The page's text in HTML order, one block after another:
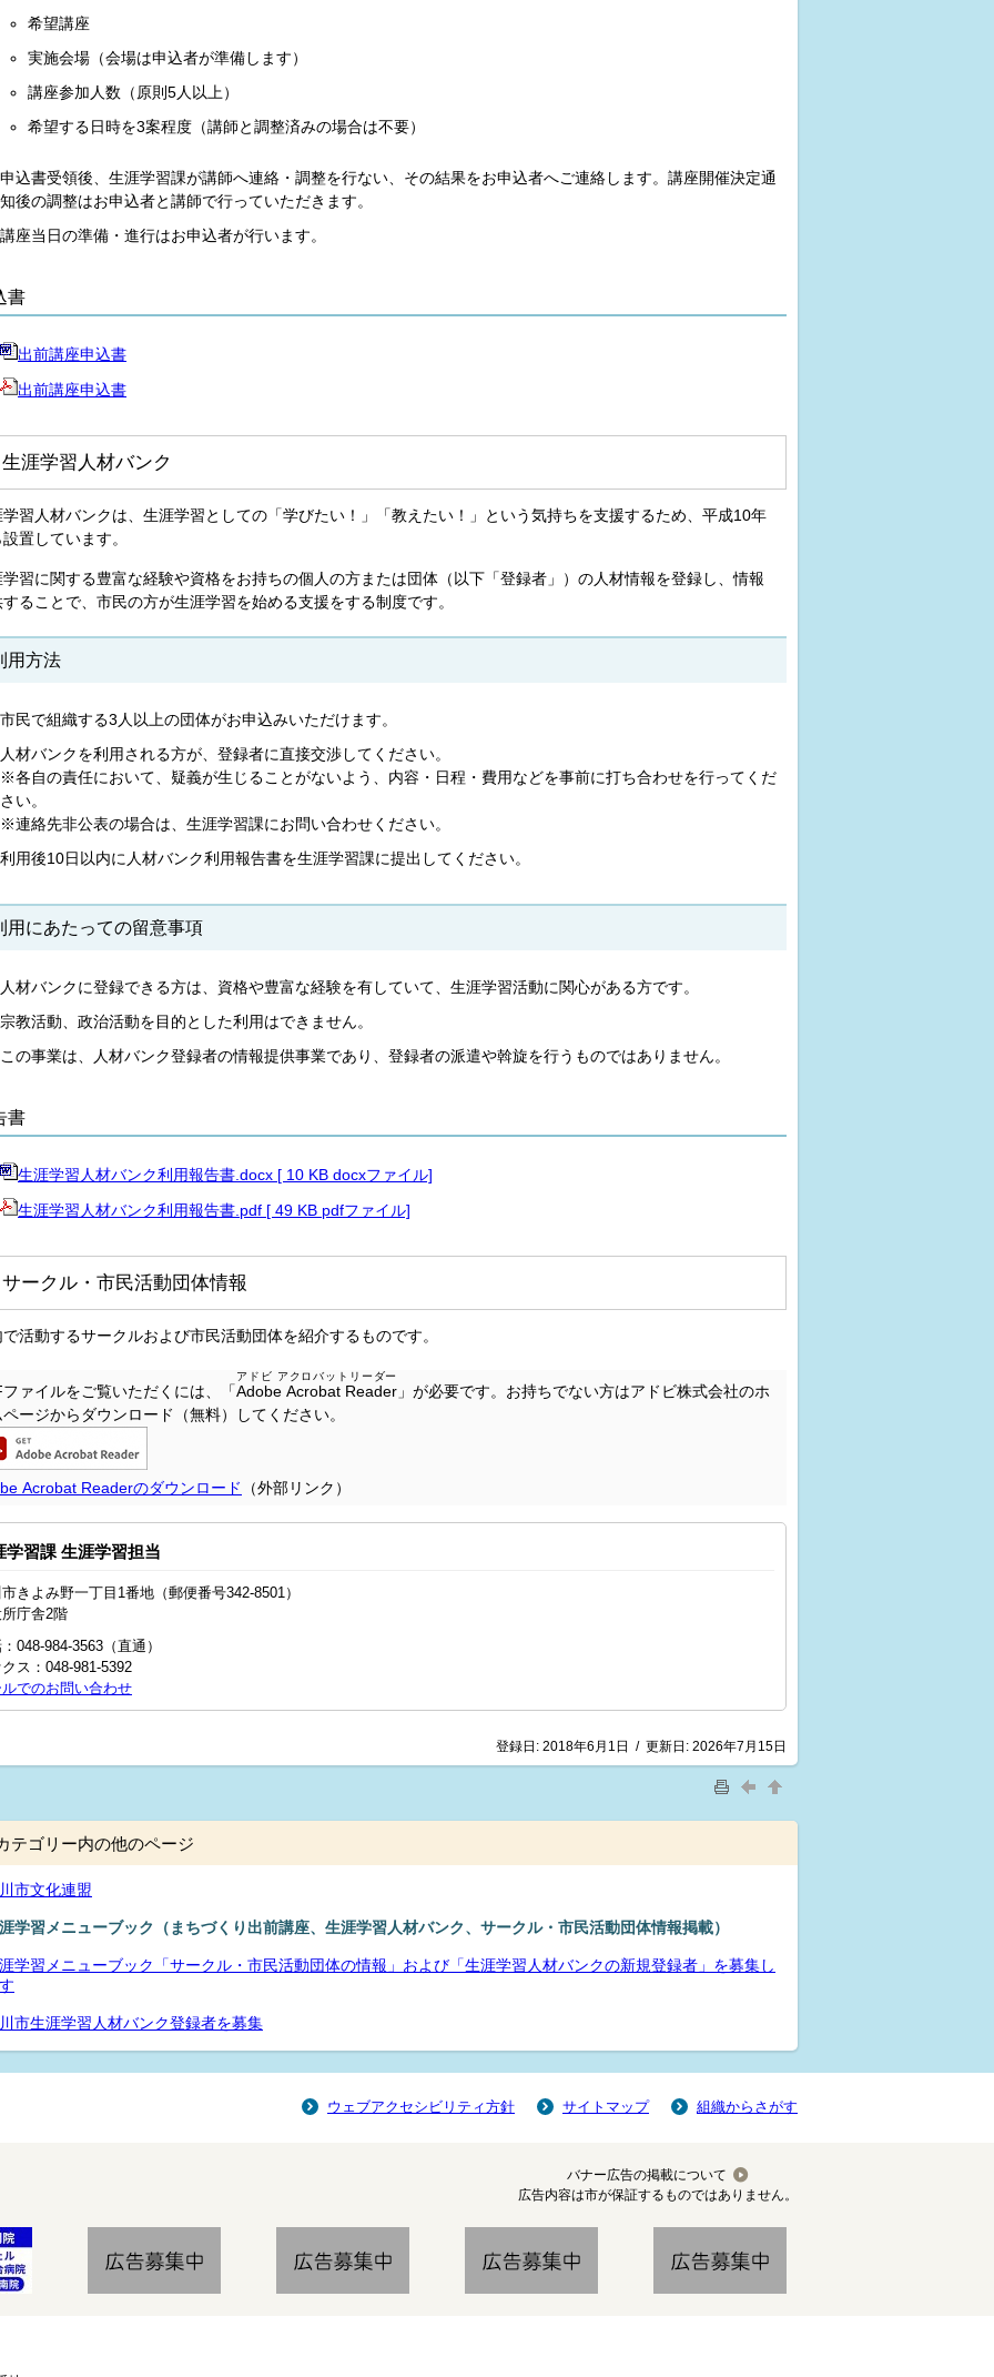
希望講座
実施会場（会場は申込者が準備します）
講座参加人数（原則5人以上）
希望する日時を3案程度（講師と調整済みの場合は不要）
申込書受領後、生涯学習課が講師へ連絡・調整を行ない、その結果をお申込者へご連絡します。講座開催決定通
知後の調整はお申込者と講師で行っていただきます。
講座当日の準備・進行はお申込者が行います。
書
出前講座申込書
出前講座申込書
涯学習人材バンク
学習人材バンクは、生涯学習としての「学びたい！」「教えたい！」という気持ちを支援するため、平成10年
置しています。
学習に関する豊富な経験や資格をお持ちの個人の方または団体（以下「登録者」）の人材情報を登録し、情報
ることで、市民の方が生涯学習を始める支援をする制度です。
用方法
市民で組織する3人以上の団体がお申込みいただけます。
人材バンクを利用される方が、登録者に直接交渉してください。
※各自の責任において、疑義が生じることがないよう、内容・日程・費用などを事前に打ち合わせを行ってくだ
さい。
※連絡先非公表の場合は、生涯学習課にお問い合わせください。
利用後10日以内に人材バンク利用報告書を生涯学習課に提出してください。
用にあたっての留意事項
人材バンクに登録できる方は、資格や豊富な経験を有していて、生涯学習活動に関心がある方です。
宗教活動、政治活動を目的とした利用はできません。
この事業は、人材バンク登録者の情報提供事業であり、登録者の派遣や斡旋を行うものではありません。
書
生涯学習人材バンク利用報告書.docx [ 10 KB docxファイル]
生涯学習人材バンク利用報告書.pdf [ 49 KB pdfファイル]
ークル・市民活動団体情報
活動するサークルおよび市民活動団体を紹介するものです。
ァイルをご覧いただくには、「Adobe Acrobat Reader
アドビ アクロバットリーダー
」が必要です。お持ちでない方はアドビ株式会社のホ
ージからダウンロード（無料）してください。
Acrobat Readerのダウンロード （外部リンク）
学習課 生涯学習担当
きよみ野一丁目1番地（郵便番号342-8501）
庁舎2階
048-984-3563（直通）
ス：048-981-5392
でのお問い合わせ
登録日: 2018年6月1日 / 更新日: 2026年7月15日
テゴリー内の他のページ
市文化連盟
学習メニューブック（まちづくり出前講座、生涯学習人材バンク、サークル・市民活動団体情報掲載）
学習メニューブック「サークル・市民活動団体の情報」および「生涯学習人材バンクの新規登録者」を募集し
市生涯学習人材バンク登録者を募集
ウェブアクセシビリティ方針 サイトマップ 組織からさがす
バナー広告の掲載について
広告内容は市が保証するものではありません。